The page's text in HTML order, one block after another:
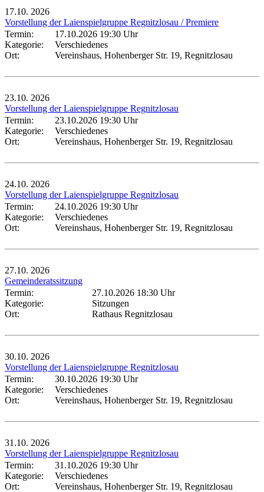
17.10. 2026
Vorstellung der Laienspielgruppe Regnitzlosau / Premiere
Termin:
17.10.2026 19:30 Uhr
Kategorie:
Verschiedenes
Ort:
Vereinshaus, Hohenberger Str. 19, Regnitzlosau
23.10. 2026
Vorstellung der Laienspielgruppe Regnitzlosau
Termin:
23.10.2026 19:30 Uhr
Kategorie:
Verschiedenes
Ort:
Vereinshaus, Hohenberger Str. 19, Regnitzlosau
24.10. 2026
Vorstellung der Laienspielgruppe Regnitzlosau
Termin:
24.10.2026 19:30 Uhr
Kategorie:
Verschiedenes
Ort:
Vereinshaus, Hohenberger Str. 19, Regnitzlosau
27.10. 2026
Gemeinderatssitzung
Termin:
27.10.2026 18:30 Uhr
Kategorie:
Sitzungen
Ort:
Rathaus Regnitzlosau
30.10. 2026
Vorstellung der Laienspielgruppe Regnitzlosau
Termin:
30.10.2026 19:30 Uhr
Kategorie:
Verschiedenes
Ort:
Vereinshaus, Hohenberger Str. 19, Regnitzlosau
31.10. 2026
Vorstellung der Laienspielgruppe Regnitzlosau
Termin:
31.10.2026 19:30 Uhr
Kategorie:
Verschiedenes
Ort:
Vereinshaus, Hohenberger Str. 19, Regnitzlosau